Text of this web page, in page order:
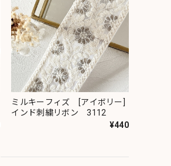
ミルキーフィズ [アイボリー]
インド刺繍リボン 3112
¥440